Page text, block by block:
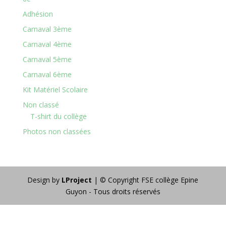
Adhésion
Carnaval 3ème
Carnaval 4ème
Carnaval 5ème
Carnaval 6ème
Kit Matériel Scolaire
Non classé
T-shirt du collège
Photos non classées
Design by LProject | © Copyright FSE collège Epine
Guyon - Tous droits réservés